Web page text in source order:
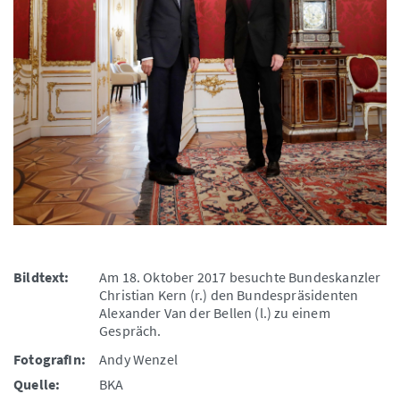
Bildtext:
Am 18. Oktober 2017 besuchte Bundeskanzler
Christian Kern (r.) den Bundespräsidenten
Alexander Van der Bellen (l.) zu einem
Gespräch.
FotografIn:
Andy Wenzel
Quelle:
BKA